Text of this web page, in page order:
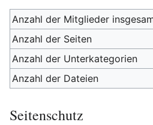
Anzahl der Mitglieder
Anzahl der Seiten
Anzahl der Unterkategorien
Anzahl der Dateien
Seitenschutz